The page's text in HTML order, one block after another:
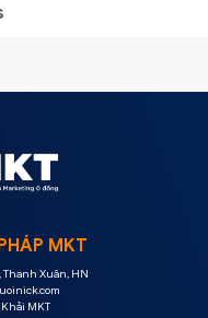
MKT
Thanh Xuân, HN
MKT